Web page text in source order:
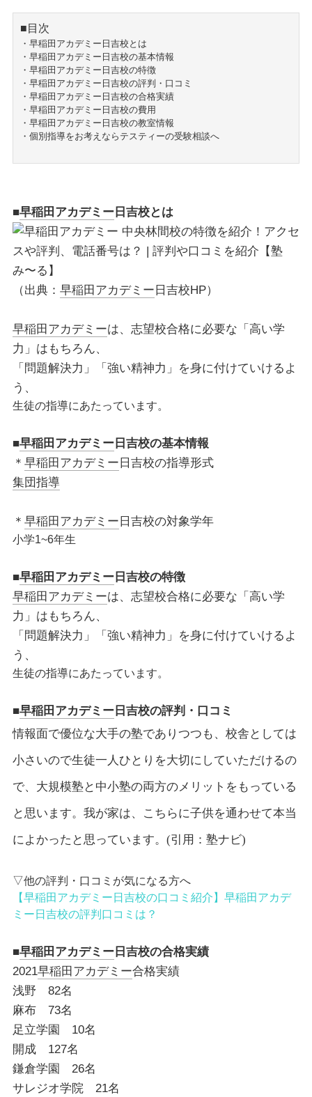
■目次
・早稲田アカデミー日吉校とは
・早稲田アカデミー日吉校の基本情報
・早稲田アカデミー日吉校の特徴
・早稲田アカデミー日吉校の評判・口コミ
・早稲田アカデミー日吉校の合格実績
・早稲田アカデミー日吉校の費用
・早稲田アカデミー日吉校の教室情報
・個別指導をお考えならテスティーの受験相談へ
■早稲田アカデミー日吉校とは
（出典： 早稲田アカデミー 日吉校HP）
早稲田アカデミーは、志望校合格に必要な「高い学
力」はもちろん、
「問題解決力」「強い精神力」を身に付けていけるよ
う、
生徒の指導にあたっています。
■早稲田アカデミー日吉校の基本情報
＊ 早稲田アカデミー 日吉校の指導形式
集団指導
＊ 早稲田アカデミー 日吉校の対象学年
小学1~6年生
■早稲田アカデミー日吉校の特徴
早稲田アカデミーは、志望校合格に必要な「高い学
力」はもちろん、
「問題解決力」「強い精神力」を身に付けていけるよ
う、
生徒の指導にあたっています。
■早稲田アカデミー日吉校の評判・口コミ
情報面で優位な大手の塾でありつつも、校舎としては
小さいので生徒一人ひとりを大切にしていただけるの
で、大規模塾と中小塾の両方のメリットをもっている
と思います。我が家は、こちらに子供を通わせて本当
によかったと思っています。 (引用：塾ナビ)
▽他の評判・口コミが気になる方へ
【早稲田アカデミー日吉校の口コミ紹介】早稲田アカデ
ミー日吉校の評判口コミは？
■早稲田アカデミー日吉校の合格実績
2021早稲田アカデミー合格実績
浅野 82名
麻布 73名
足立学園 10名
開成 127名
鎌倉学園 26名
サレジオ学院 21名